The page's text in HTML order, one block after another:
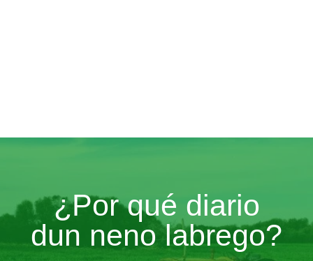
¿Por qué diario
dun neno labrego?